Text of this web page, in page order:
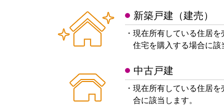
新築戸建（建売）
・現在所有している住居
住宅を購入する場合に該
中古戸建
・現在所有している住居
合に該当します。